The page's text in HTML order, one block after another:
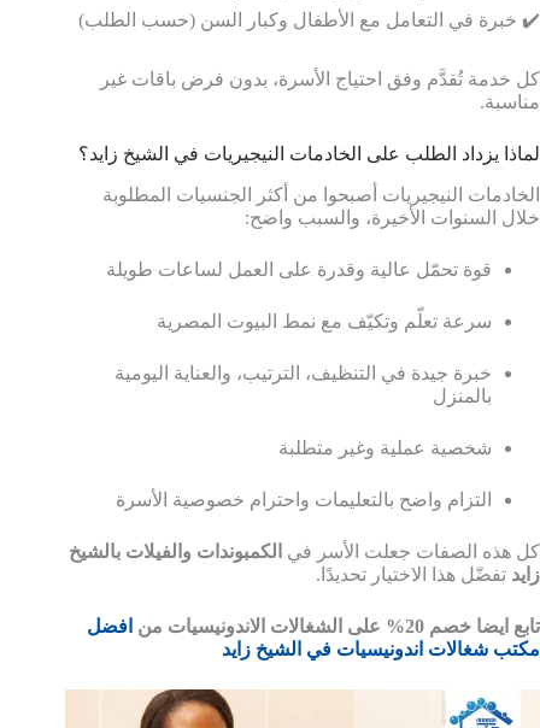
✔️ خبرة في التعامل مع الأطفال وكبار السن (حسب الطلب)
كل خدمة تُقدَّم وفق احتياج الأسرة، بدون فرض باقات غير
مناسبة.
لماذا يزداد الطلب على الخادمات النيجيريات في الشيخ زايد؟
الخادمات النيجيريات أصبحوا من أكثر الجنسيات المطلوبة
خلال السنوات الأخيرة، والسبب واضح:
قوة تحمّل عالية وقدرة على العمل لساعات طويلة
سرعة تعلّم وتكيّف مع نمط البيوت المصرية
خبرة جيدة في التنظيف، الترتيب، والعناية اليومية
بالمنزل
شخصية عملية وغير متطلبة
التزام واضح بالتعليمات واحترام خصوصية الأسرة
كل هذه الصفات جعلت الأسر في الكمبوندات والفيلات بالشيخ
زايد تفضّل هذا الاختيار تحديدًا.
تابع ايضا خصم 20% على الشغالات الاندونيسيات من
افضل
مكتب شغالات اندونيسيات في الشيخ زايد